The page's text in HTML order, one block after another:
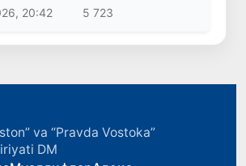
20:42
5 723
va “Pravda Vostoka”
DM